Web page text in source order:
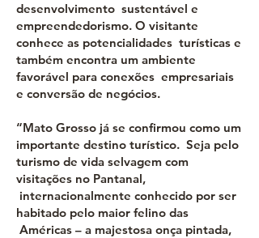
desenvolvimento sustentável e
empreendedorismo. O visitante
conhece as potencialidades turísticas e
também encontra um ambiente
favorável para conexões empresariais
e conversão de negócios.
“Mato Grosso já se confirmou como um
importante destino turístico. Seja pelo
turismo de vida selvagem com
visitações no Pantanal,
internacionalmente conhecido por ser
habitado pelo maior felino das
Américas – a majestosa onça pintada,